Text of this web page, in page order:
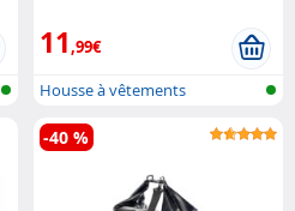
11,99€
Housse à vêtements
-40 %